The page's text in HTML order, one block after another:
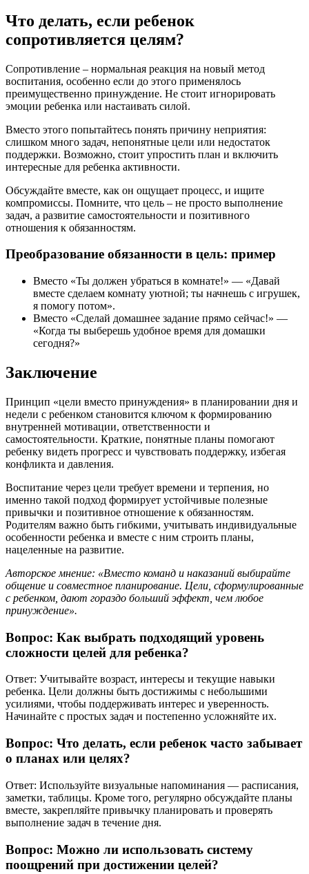
Что делать, если ребенок
сопротивляется целям?
Сопротивление – нормальная реакция на новый метод
воспитания, особенно если до этого применялось
преимущественно принуждение. Не стоит игнорировать
эмоции ребенка или настаивать силой.
Вместо этого попытайтесь понять причину неприятия:
слишком много задач, непонятные цели или недостаток
поддержки. Возможно, стоит упростить план и включить
интересные для ребенка активности.
Обсуждайте вместе, как он ощущает процесс, и ищите
компромиссы. Помните, что цель – не просто выполнение
задач, а развитие самостоятельности и позитивного
отношения к обязанностям.
Преобразование обязанности в цель: пример
Вместо «Ты должен убраться в комнате!» — «Давай
вместе сделаем комнату уютной; ты начнешь с игрушек,
я помогу потом».
Вместо «Сделай домашнее задание прямо сейчас!» —
«Когда ты выберешь удобное время для домашки
сегодня?»
Заключение
Принцип «цели вместо принуждения» в планировании дня и
недели с ребенком становится ключом к формированию
внутренней мотивации, ответственности и
самостоятельности. Краткие, понятные планы помогают
ребенку видеть прогресс и чувствовать поддержку, избегая
конфликта и давления.
Воспитание через цели требует времени и терпения, но
именно такой подход формирует устойчивые полезные
привычки и позитивное отношение к обязанностям.
Родителям важно быть гибкими, учитывать индивидуальные
особенности ребенка и вместе с ним строить планы,
нацеленные на развитие.
Авторское мнение: «Вместо команд и наказаний выбирайте
общение и совместное планирование. Цели, сформулированные
с ребенком, дают гораздо больший эффект, чем любое
принуждение».
Вопрос: Как выбрать подходящий уровень
сложности целей для ребенка?
Ответ: Учитывайте возраст, интересы и текущие навыки
ребенка. Цели должны быть достижимы с небольшими
усилиями, чтобы поддерживать интерес и уверенность.
Начинайте с простых задач и постепенно усложняйте их.
Вопрос: Что делать, если ребенок часто забывает
о планах или целях?
Ответ: Используйте визуальные напоминания — расписания,
заметки, таблицы. Кроме того, регулярно обсуждайте планы
вместе, закрепляйте привычку планировать и проверять
выполнение задач в течение дня.
Вопрос: Можно ли использовать систему
поощрений при достижении целей?